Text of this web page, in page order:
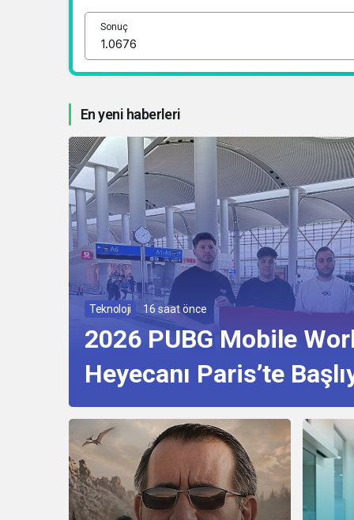
Sonuç
En yeni haberleri
Teknoloji 16 saat önce
2026 PUBG Mobile
Heyecanı Paris’te